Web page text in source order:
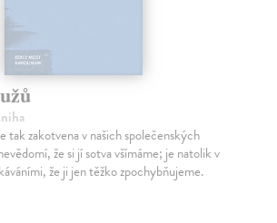
tak zakotvena v našich společenských
že si jí sotva všímáme; je natolik v
že ji jen těžko zpochybňujeme.